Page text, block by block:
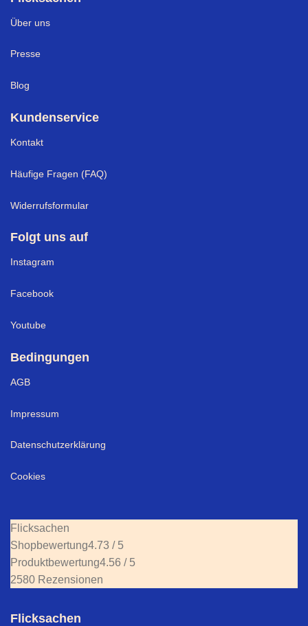
Über uns
Presse
Blog
Kundenservice
Kontakt
Häufige Fragen (FAQ)
Widerrufsformular
Folgt uns auf
Instagram
Facebook
Youtube
Bedingungen
AGB
Impressum
Datenschutzerklärung
Cookies
Flicksachen
Shopbewertung4.73 / 5
Produktbewertung4.56 / 5
2580 Rezensionen
Flicksachen